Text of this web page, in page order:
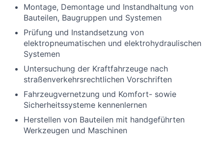
Montage, Demontage und Instandhaltung von
Bauteilen, Baugruppen und Systemen
Prüfung und Instandsetzung von
elektropneumatischen und elektrohydraulischen
Systemen
Untersuchung der Kraftfahrzeuge nach
straßenverkehrsrechtlichen Vorschriften
Fahrzeugvernetzung und Komfort- sowie
Sicherheitssysteme kennenlernen
Herstellen von Bauteilen mit handgeführten
Werkzeugen und Maschinen